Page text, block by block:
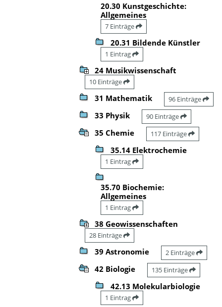
20.30 Kunstgeschichte:
Allgemeines
7 Einträge
20.31 Bildende Künstler
1 Eintrag
24 Musikwissenschaft
10 Einträge
31 Mathematik 96 Einträge
33 Physik 90 Einträge
35 Chemie 117 Einträge
35.14 Elektrochemie
1 Eintrag
35.70 Biochemie:
Allgemeines
1 Eintrag
38 Geowissenschaften
28 Einträge
39 Astronomie 2 Einträge
42 Biologie 135 Einträge
42.13 Molekularbiologie
1 Eintrag